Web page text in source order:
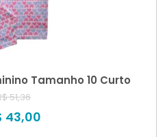
Tamanho 10 Curto
51,36
43,00